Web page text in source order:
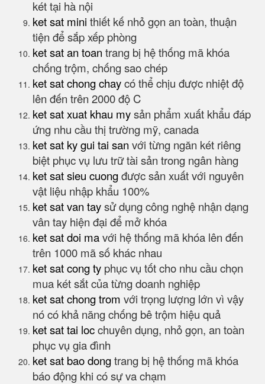
két tại hà nội
ket sat mini thiết kế nhỏ gọn an toàn, thuận
tiện để sắp xếp phòng
ket sat an toan trang bị hệ thống mã khóa
chống trộm, chống sao chép
ket sat chong chaycó thể chịu được nhiệt độ
lên đến trên 2000 độ C
ket sat xuat khau mysản phẩm xuất khẩu đáp
ứng nhu cầu thị trường mỹ, canada
ket sat ky gui tai san với từng ngăn két riêng
biệt phục vụ lưu trữ tài sản trong ngân hàng
ket sat sieu cuongđược sản xuất với nguyên
vật liệu nhập khẩu 100%
ket sat van taysử dụng công nghệ nhận dạng
vân tay hiện đại để mở khóa
ket sat doi mavới hệ thống mã khóa lên đến
trên 1000 mã số khác nhau
ket sat cong ty phục vụ tốt cho nhu cầu chọn
mua két sắt của từng doanh nghiệp
ket sat chong trom với trọng lượng lớn vì vậy
nó có khả năng chống bê trộm hiệu quả
ket sat tai locchuyên dụng, nhỏ gọn, an toàn
phục vụ gia đình
ket sat bao dongtrang bị hệ thống mã khóa
báo động khi có sự va chạm